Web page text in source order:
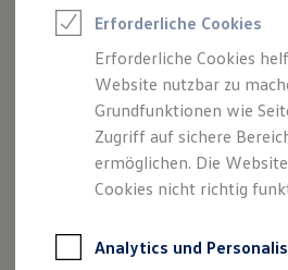
Elektroauto Leasing
Kleinwagen-Leasing
Leasing ohne
Finanzierung
Autokredit mit
Versicherungen und
Kfz-Versicherung
Garantien
Professional Class
Der Polo
Ab 20.380,00 € inkl. MwSt.
Erforderliche Cookies
Erforderliche Cookies
Website nutzbar zu
Grundfunktionen wie
Zugriff auf sichere
ermöglichen. Die
Cookies nicht richtig
Analytics und